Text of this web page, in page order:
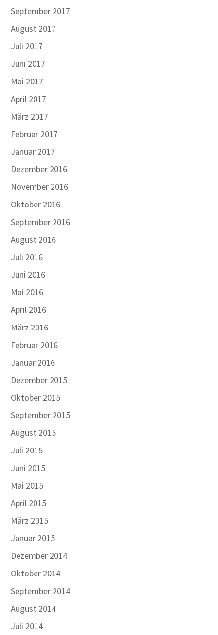
September 2017
August 2017
Juli 2017
Juni 2017
Mai 2017
April 2017
März 2017
Februar 2017
Januar 2017
Dezember 2016
November 2016
Oktober 2016
September 2016
August 2016
Juli 2016
Juni 2016
Mai 2016
April 2016
März 2016
Februar 2016
Januar 2016
Dezember 2015
Oktober 2015
September 2015
August 2015
Juli 2015
Juni 2015
Mai 2015
April 2015
März 2015
Januar 2015
Dezember 2014
Oktober 2014
September 2014
August 2014
Juli 2014